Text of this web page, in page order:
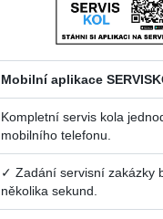
Mobilní aplikace
Kompletní servis kola
mobilního telefonu.
✓ Zadání servisní zakázky
několika sekund.